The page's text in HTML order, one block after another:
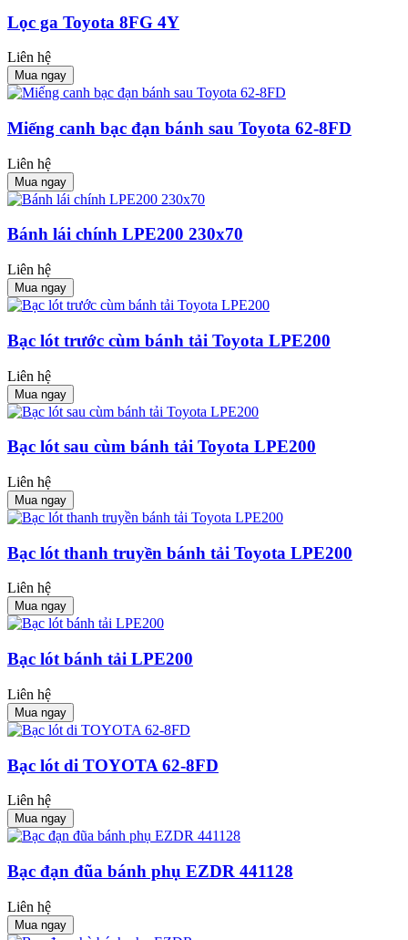
Lọc ga Toyota 8FG 4Y
Liên hệ
Mua ngay
Miếng canh bạc đạn bánh sau Toyota 62-8FD
Liên hệ
Mua ngay
Bánh lái chính LPE200 230x70
Liên hệ
Mua ngay
Bạc lót trước cùm bánh tải Toyota LPE200
Liên hệ
Mua ngay
Bạc lót sau cùm bánh tải Toyota LPE200
Liên hệ
Mua ngay
Bạc lót thanh truyền bánh tải Toyota LPE200
Liên hệ
Mua ngay
Bạc lót bánh tải LPE200
Liên hệ
Mua ngay
Bạc lót di TOYOTA 62-8FD
Liên hệ
Mua ngay
Bạc đạn đũa bánh phụ EZDR 441128
Liên hệ
Mua ngay